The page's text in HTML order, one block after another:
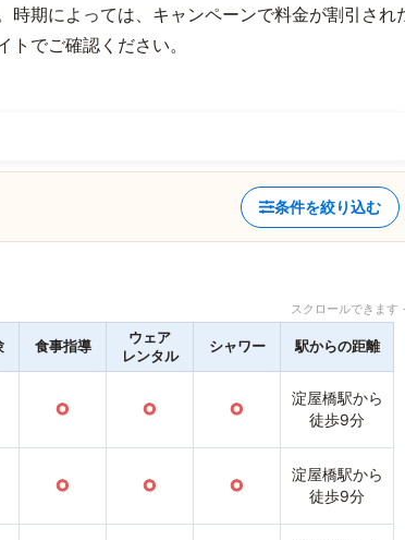
期によっては、キャンペーンで料金が割引され
でご確認ください。
条件を絞り込む
スクロールできま
食事指導
ウェア
レンタル
シャワー 駅からの距離
○ ○ ○
淀屋橋駅から
徒歩9分
○ ○ ○
淀屋橋駅から
徒歩9分